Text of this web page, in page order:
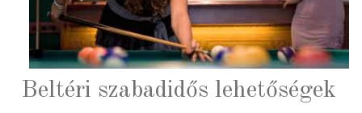
Beltéri szabadidős lehetőségek